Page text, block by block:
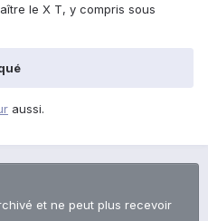
le X T, y compris sous
aussi.
et ne peut plus recevoir